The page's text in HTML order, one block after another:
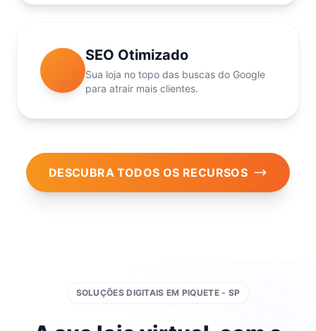
SEO Otimizado
Sua loja no topo das buscas do Google
para atrair mais clientes.
DESCUBRA TODOS OS RECURSOS
SOLUÇÕES DIGITAIS EM PIQUETE - SP